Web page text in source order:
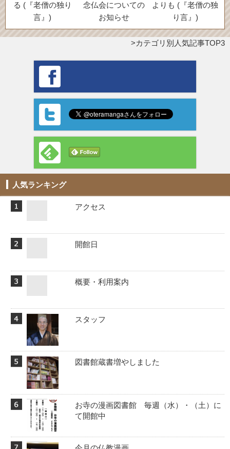
る (『老僧の独り
言』)
念仏会についての
お知らせ
よりも (『老僧の独
り言』)
カテゴリ別人気記事TOP3
人気ランキング
アクセス
開館日
概要・利用案内
スタッフ
図書館蔵書増やしました
お寺の漫画図書館 毎週（水）・（土）に
て開館中